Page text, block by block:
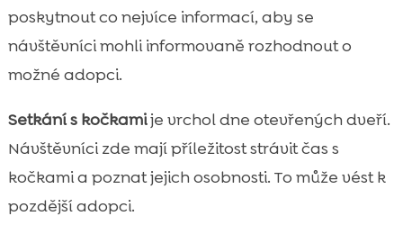
poskytnout co nejvíce informací, aby se
návštěvníci mohli informovaně rozhodnout o
možné adopci.
Setkání s kočkamije vrchol dne otevřených dveří.
Návštěvníci zde mají příležitost strávit čas s
kočkami a poznat jejich osobnosti. To může vést k
pozdější adopci.